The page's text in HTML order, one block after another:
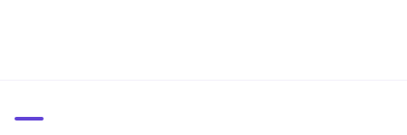
terapéuticos de esta técnica